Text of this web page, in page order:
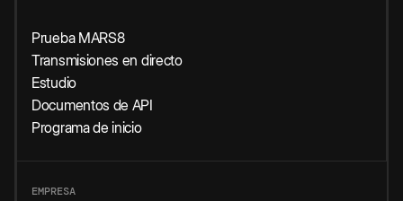
Prueba MARS8
Transmisiones en directo
Estudio
Documentos de API
Programa de inicio
EMPRESA